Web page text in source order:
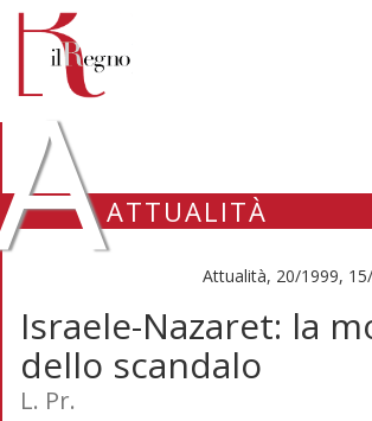
ATTUALITÀ
Attualità, 20/1999,
Israele-Nazaret: la
dello scandalo
L. Pr.